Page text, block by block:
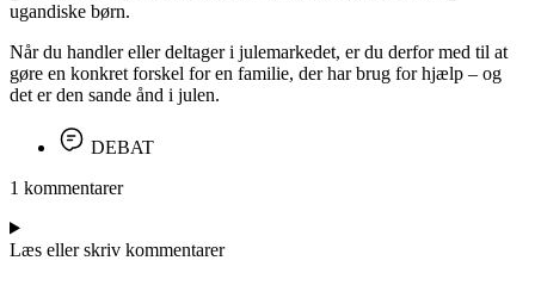
ugandiske børn.
Når du handler eller deltager i julemarkedet, er du derfor med til at
gøre en konkret forskel for en familie, der har brug for hjælp – og
det er den sande ånd i julen.
DEBAT
1 kommentarer
Læs eller skriv kommentarer